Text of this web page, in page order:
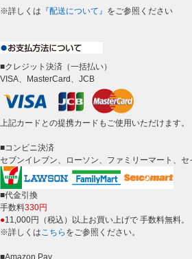
※詳しくは 『配送について』 をご参照ください
■クレジット決済（一括払い）
VISA、MasterCard、JCB
上記カードとの提携カードもご使用いただけます。
■コンビニ決済
セブンイレブン、ローソン、ファミリーマート、セ
■代金引換
手数料330円
●11,000円（税込）以上お買い上げで 手数料無料。
※詳しくはこちら をご参照ください。
■Amazon Pay